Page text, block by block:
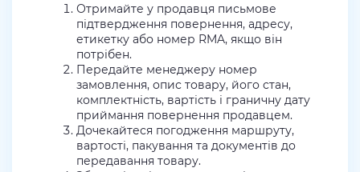
Отримайте у продавця письмове
підтвердження повернення, адресу,
етикетку або номер RMA, якщо він
потрібен.
Передайте менеджеру номер
замовлення, опис товару, його стан,
комплектність, вартість і граничну дату
приймання повернення продавцем.
Дочекайтеся погодження маршруту,
вартості, пакування та документів до
передавання товару.